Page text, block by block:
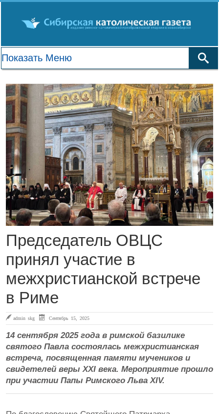
Председатель ОВЦС
принял участие в
межхристианской встрече
в Риме
admin skg Сентябрь 15, 2025
14 сентября 2025 года в римской базилике
святого Павла состоялась межхристианская
встреча, посвященная памяти мучеников и
свидетелей веры XXI века. Мероприятие прошло
при участии Папы Римского Льва XIV.